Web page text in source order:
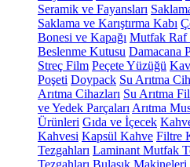
Seramik ve Fayansları
Saklama ve Karıştırma Kabı
Bonesi ve Kapağı Mutfak Raf
Beslenme Kutusu Damacana
Streç Film Peçete Yüzüğü
Poşeti Doypack Su Arıtma
Arıtma Cihazları Su Arıtma
ve Yedek Parçaları Arıtma
Ürünleri Gıda ve İçecek
Kahvesi Kapsül Kahve Filtre
Tezgahları Laminant Mutfak
Tezgahları Bulaşık Makineleri